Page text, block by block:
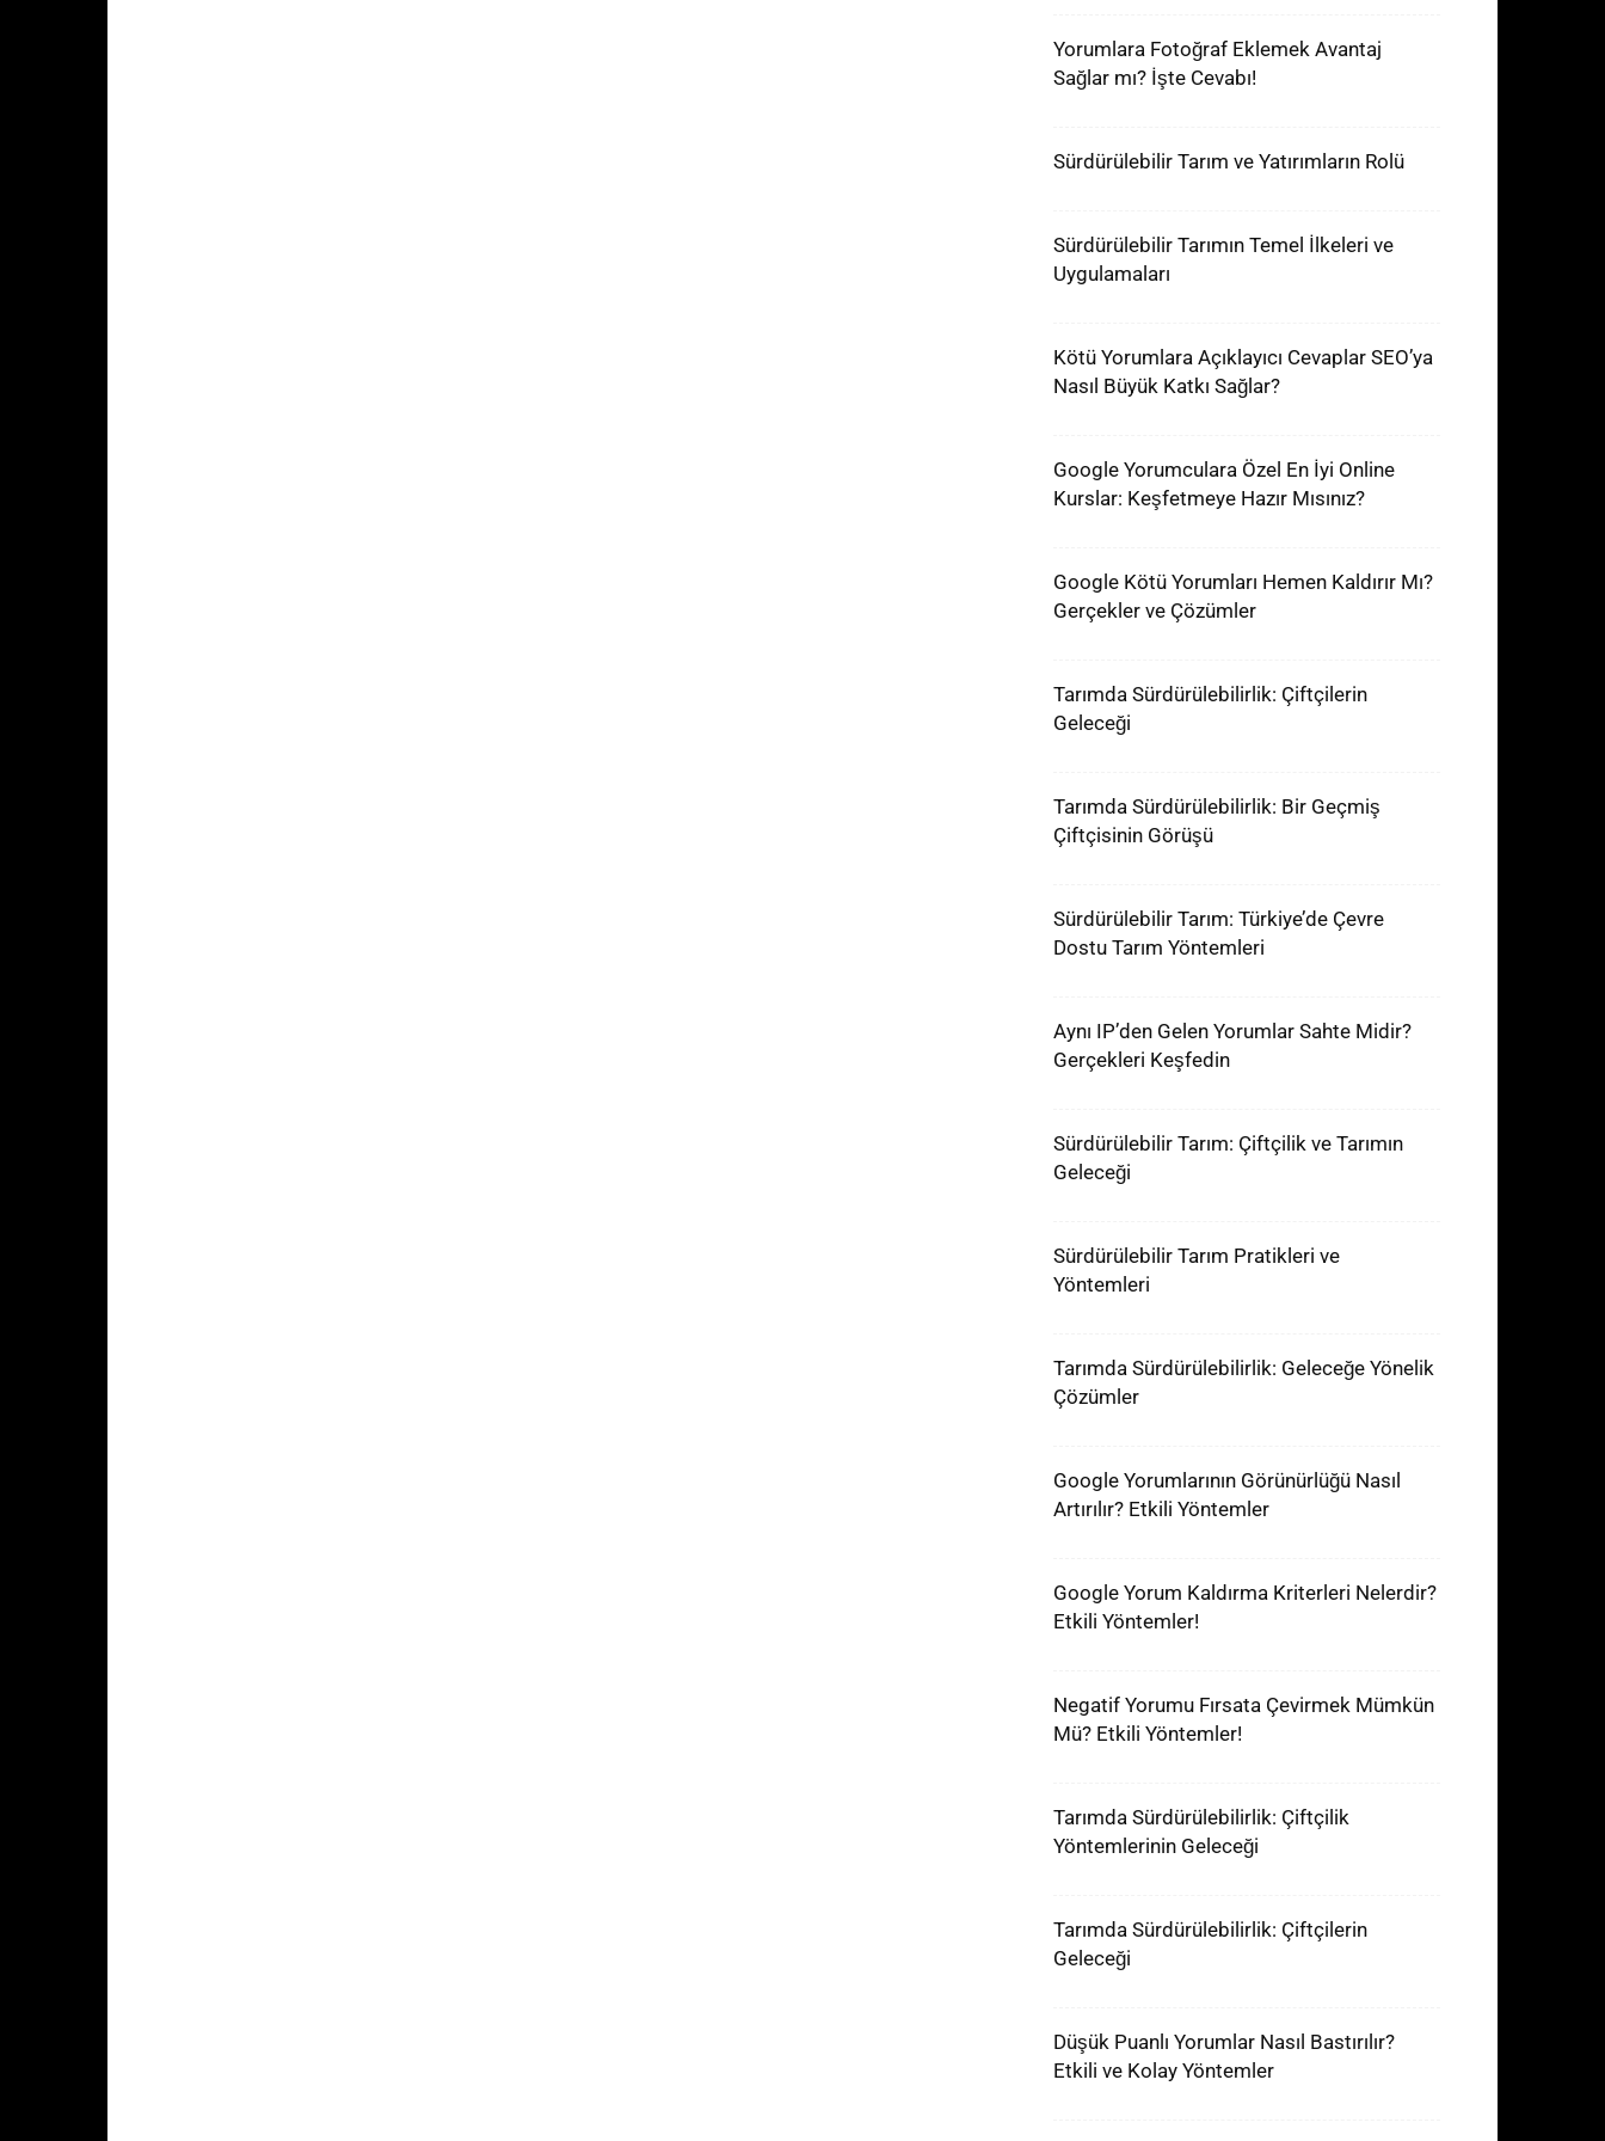
Yorumlara Fotoğraf Eklemek Avantaj
Sağlar mı? İşte Cevabı!
Sürdürülebilir Tarım ve Yatırımların Rolü
Sürdürülebilir Tarımın Temel İlkeleri ve
Uygulamaları
Kötü Yorumlara Açıklayıcı Cevaplar SEO’ya
Nasıl Büyük Katkı Sağlar?
Google Yorumculara Özel En İyi Online
Kurslar: Keşfetmeye Hazır Mısınız?
Google Kötü Yorumları Hemen Kaldırır Mı?
Gerçekler ve Çözümler
Tarımda Sürdürülebilirlik: Çiftçilerin
Geleceği
Tarımda Sürdürülebilirlik: Bir Geçmiş
Çiftçisinin Görüşü
Sürdürülebilir Tarım: Türkiye’de Çevre
Dostu Tarım Yöntemleri
Aynı IP’den Gelen Yorumlar Sahte Midir?
Gerçekleri Keşfedin
Sürdürülebilir Tarım: Çiftçilik ve Tarımın
Geleceği
Sürdürülebilir Tarım Pratikleri ve
Yöntemleri
Tarımda Sürdürülebilirlik: Geleceğe Yönelik
Çözümler
Google Yorumlarının Görünürlüğü Nasıl
Artırılır? Etkili Yöntemler
Google Yorum Kaldırma Kriterleri Nelerdir?
Etkili Yöntemler!
Negatif Yorumu Fırsata Çevirmek Mümkün
Mü? Etkili Yöntemler!
Tarımda Sürdürülebilirlik: Çiftçilik
Yöntemlerinin Geleceği
Tarımda Sürdürülebilirlik: Çiftçilerin
Geleceği
Düşük Puanlı Yorumlar Nasıl Bastırılır?
Etkili ve Kolay Yöntemler